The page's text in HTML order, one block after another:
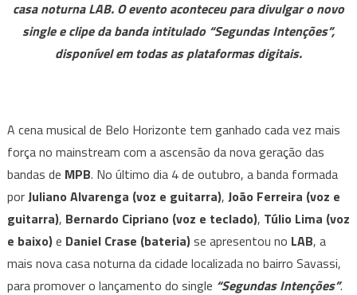
lança
single,
fala
para
o
futuro
e
carinho
fãs.
casa noturna LAB. O evento aconteceu para divulgar o novo
single e clipe da banda intitulado “Segundas Intenções”,
disponível em todas as plataformas digitais.
A cena musical de Belo Horizonte tem ganhado cada vez mais
força no mainstream com a ascensão da nova geração das
bandas de MPB. No último dia 4 de outubro, a banda formada
porJuliano Alvarenga (voz e guitarra), João Ferreira (voz e
guitarra), Bernardo Cipriano (voz e teclado), Túlio Lima (voz
e baixo)e Daniel Crase (bateria)se apresentou no LAB, a
mais nova casa noturna da cidade localizada no bairro Savassi,
para promover o lançamento do single “Segundas Intenções”.